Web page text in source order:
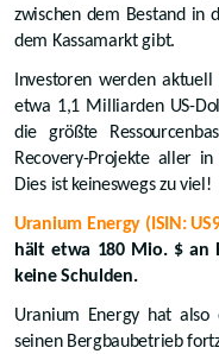
zwischen dem Bestand in
dem Kassamarkt gibt.
Investoren werden
etwa 1,1 Milliarden US-
die größte
Recovery-Projekte aller
Dies ist keineswegs zu viel!
Uranium Energy (ISIN:
hält etwa 180 Mio. $
keine Schulden.
Uranium Energy hat also
seinen Bergbaubetrieb